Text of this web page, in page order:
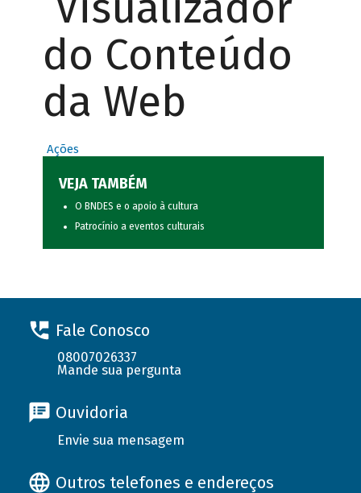
do Conteúdo
da Web
Ações
VEJA TAMBÉM
O BNDES e o apoio à cultura
Patrocínio a eventos culturais
Fale Conosco
08007026337
Mande sua pergunta
Ouvidoria
Envie sua mensagem
Outros telefones e endereços